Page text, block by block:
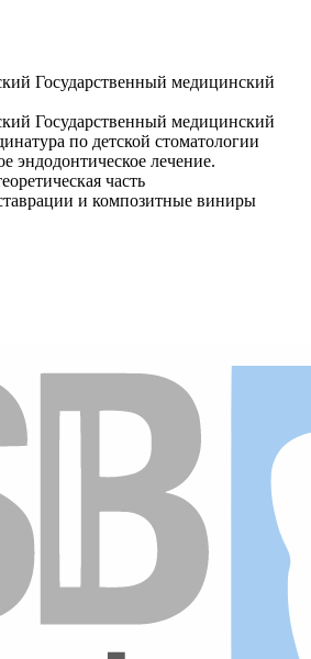
Государственный медицинский
Государственный медицинский
по детской стоматологии
эндодонтическое лечение.
часть
и композитные виниры